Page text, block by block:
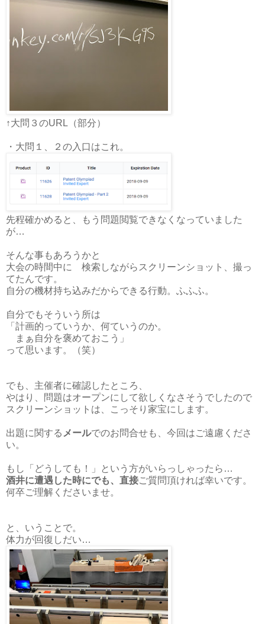
↑大問３のURL（部分）
・大問１、２の入口はこれ。
先程確かめると、もう問題閲覧できなくなっていました
が…
そんな事もあろうかと
大会の時間中に 検索しながらスクリーンショット、撮っ
てたんです。
自分の機材持ち込みだからできる行動。ふふふ。
自分でもそういう所は
「計画的っていうか、何ていうのか。
まぁ自分を褒めておこう」
って思います。（笑）
でも、主催者に確認したところ、
やはり、問題はオープンにして欲しくなさそうでしたので
スクリーンショットは、こっそり家宝にします。
出題に関する メールでのお問合せも、今回はご遠慮くださ
い。
もし「どうしても！」という方がいらっしゃったら…
酒井に遭遇した時にでも、直接ご質問頂ければ幸いです。
何卒ご理解くださいませ。
と、いうことで。
体力が回復しだい…